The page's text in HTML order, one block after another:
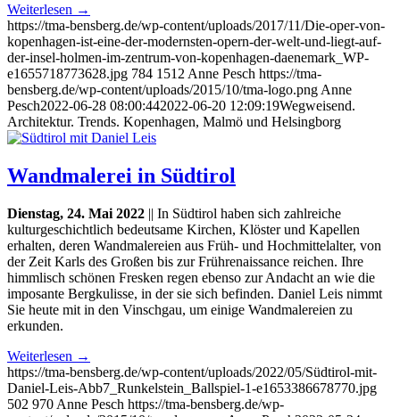
Weiterlesen →
https://tma-bensberg.de/wp-content/uploads/2017/11/Die-oper-von-
kopenhagen-ist-eine-der-modernsten-opern-der-welt-und-liegt-auf-
der-insel-holmen-im-zentrum-von-kopenhagen-daenemark_WP-
e1655718773628.jpg 784 1512 Anne Pesch https://tma-
bensberg.de/wp-content/uploads/2015/10/tma-logo.png Anne
Pesch2022-06-28 08:00:442022-06-20 12:09:19Wegweisend.
Architektur. Trends. Kopenhagen, Malmö und Helsingborg
Wandmalerei in Südtirol
Dienstag, 24. Mai 2022 || In Südtirol haben sich zahlreiche
kulturgeschichtlich bedeutsame Kirchen, Klöster und Kapellen
erhalten, deren Wandmalereien aus Früh- und Hochmittelalter, von
der Zeit Karls des Großen bis zur Frührenaissance reichen. Ihre
himmlisch schönen Fresken regen ebenso zur Andacht an wie die
imposante Bergkulisse, in der sie sich befinden. Daniel Leis nimmt
Sie heute mit in den Vinschgau, um einige Wandmalereien zu
erkunden.
Weiterlesen →
https://tma-bensberg.de/wp-content/uploads/2022/05/Südtirol-mit-
Daniel-Leis-Abb7_Runkelstein_Ballspiel-1-e1653386678770.jpg
502 970 Anne Pesch https://tma-bensberg.de/wp-